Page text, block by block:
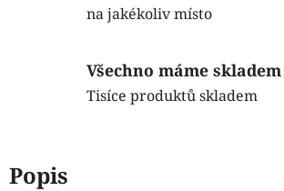
na jakékoliv místo
Všechno máme skladem
Tisíce produktů skladem
Popis